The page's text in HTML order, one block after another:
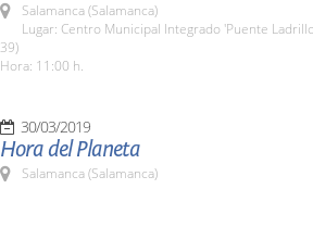
Salamanca (Salamanca)
Lugar: Centro Municipal Integrado 'Puente
39)
Hora: 11:00 h.
30/03/2019
Hora del Planeta
Salamanca (Salamanca)